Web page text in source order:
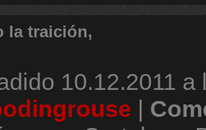
la traición,
10.12.2011 a
|